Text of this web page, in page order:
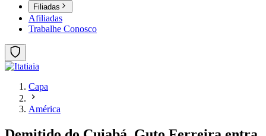
Filiadas
Afiliadas
Trabalhe Conosco
Capa
América